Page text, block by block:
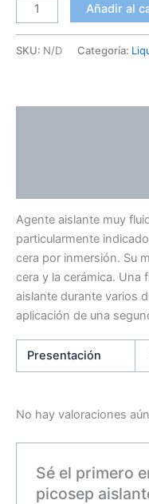
Añadir al
SKU: N/D Categoría:
Agente aislante muy
particularmente
cera por inmersión. Su
cera y la cerámica. Una
aislante durante varios
aplicación de una
Presentación
No hay valoraciones
Sé el primero
picosep